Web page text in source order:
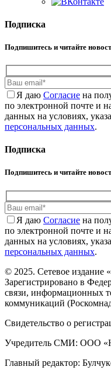
Подписка
Подпишитесь и читайте
Я даю Cогласие на
по электронной почте и
данных на условиях,
персональных данных.
Подписка
Подпишитесь и читайте
Я даю Cогласие на
по электронной почте и
данных на условиях,
персональных данных.
© 2025. Сетевое
Зарегистрировано в
связи, информационных
коммуникаций
Свидетельство о
Учредитель СМИ:
Главный редактор: